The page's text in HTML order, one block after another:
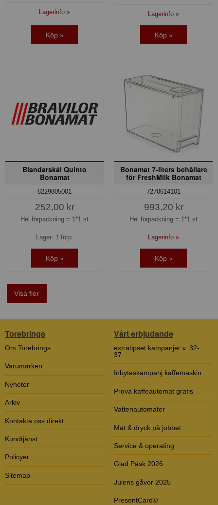
Lagerinfo »
Köp »
Lagerinfo »
Köp »
Blandarskål Quinto
Bonamat
6229805001
252,00 kr
Hel förpackning = 1*1 st
Lager: 1 förp.
Köp »
Bonamat 7-liters behållare
för FreshMilk Bonamat
7270614101
993,20 kr
Hel förpackning = 1*1 st
Lagerinfo »
Köp »
Visa fler
Torebrings
Om Torebrings
Varumärken
Nyheter
Arkiv
Kontakta oss direkt
Kundtjänst
Policyer
Sitemap
Vårt erbjudande
extratipset kampanjer v. 32-
37
Inbyteskampanj kaffemaskin
Prova kaffeautomat gratis
Vattenautomater
Mat & dryck på jobbet
Service & operating
Glad Påsk 2026
Julens gåvor 2025
PresentCard©